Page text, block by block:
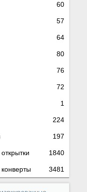
60
57
64
80
76
72
1
224
197
1840
3481